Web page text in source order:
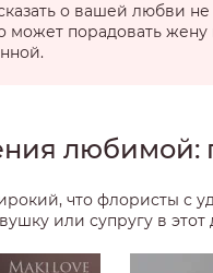
о вашей любви
может порадовать жену
что флористы с
или супругу в этот